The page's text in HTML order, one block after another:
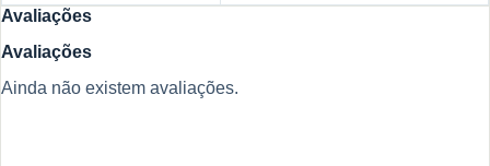
Avaliações
Avaliações
Ainda não existem avaliações.